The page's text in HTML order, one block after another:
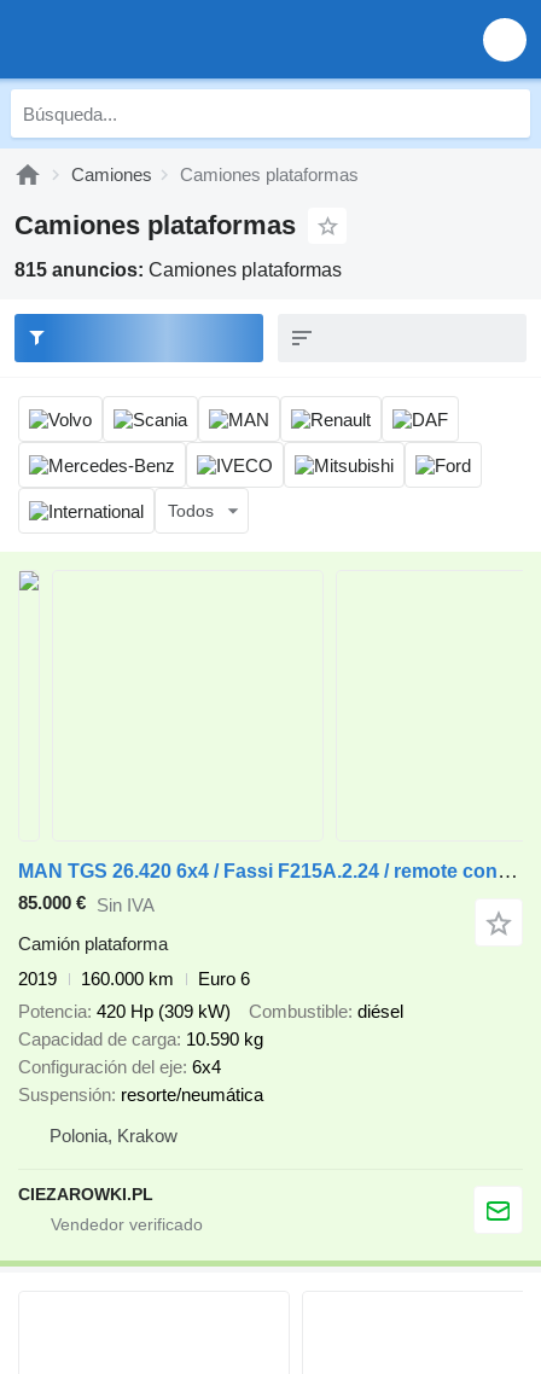
Camiones Camiones plataformas
Camiones plataformas
815 anuncios: Camiones plataformas
Todos
MAN TGS 26.420 6x4 / Fassi F215A.2.24 / remote control / Rotator / 1
85.000 € Sin IVA
Camión plataforma
2019
160.000 km
Euro 6
Potencia 420 Hp (309 kW) Combustible diésel
Capacidad de carga 10.590 kg
Configuración del eje 6x4
Suspensión resorte/neumática
Polonia, Krakow
CIEZAROWKI.PL